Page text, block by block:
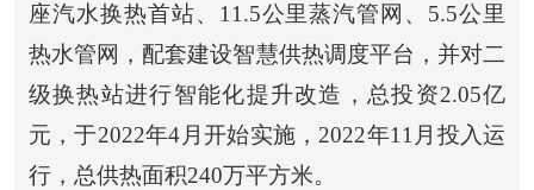
座汽水换热首站、11.5公里蒸汽管网、5.5公里
热水管网，配套建设智慧供热调度平台，并对二
级换热站进行智能化提升改造，总投资2.05亿
元，于2022年4月开始实施，2022年11月投入运
行，总供热面积240万平方米。